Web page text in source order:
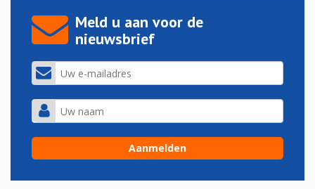
Meld u aan voor de
nieuwsbrief